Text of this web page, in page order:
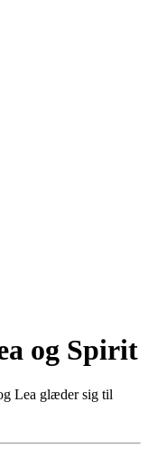
og Spirit
Lea glæder sig til